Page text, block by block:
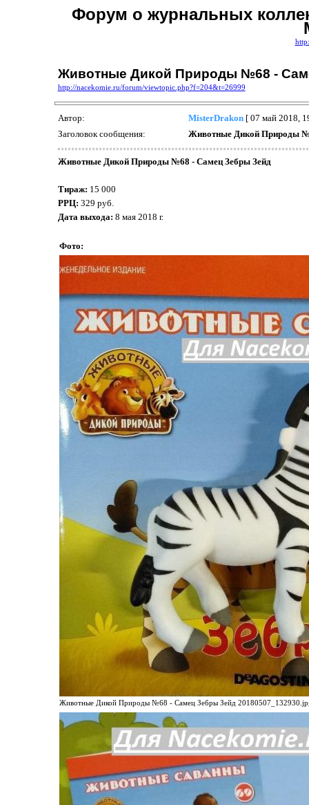
Форум о журнальных
Животные Дикой Природы №68 -
http://nacekomie.ru/forum/viewtopic.php?f=204&t=26999
Автор: MisterDrakon[ 07 май 2018,
Заголовок сообщения:
Животные Дикой Природы
Животные Дикой Природы №68 - Самец Зебры Зейд
Тираж: 15 000
РРЦ: 329 руб.
Дата выхода: 8 мая 2018 г.
Фото:
Животные Дикой Природы №68 - Самец Зебры Зейд